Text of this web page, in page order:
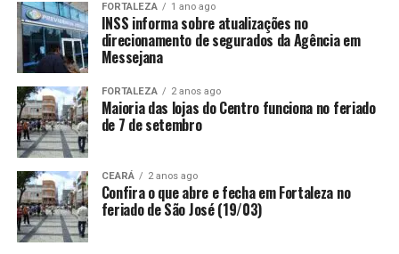
FORTALEZA 1 ano ago
INSS informa sobre atualizações no
direcionamento de segurados da Agência em
Messejana
FORTALEZA 2 anos ago
Maioria das lojas do Centro funciona no feriado
de 7 de setembro
CEARÁ 2 anos ago
Confira o que abre e fecha em Fortaleza no
feriado de São José (19/03)